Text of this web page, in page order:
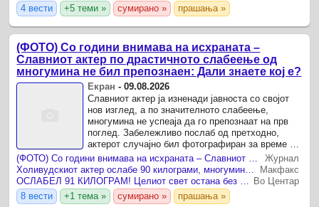
4 вести
+5 теми » сумирано » прашања »
(ФОТО) Со години внимава на исхраната –
Славниот актер по драстичното слабеење од
многумина не бил препознаен: Дали знаете кој е?
Екран -09.08.2026
Славниот актер ја изненади јавноста со својот
нов изглед, а по значителното слабеење,
многумина не успеаја да го препознаат на прв
поглед. Забележливо послаб од претходно,
актерот случајно бил фотографиран за време на
средбата со ѕвездата од популарната серија, а
нивната ...
(ФОТО) Со години внимава на исхраната – Славниот актер по драстичното слабеење од многумина не бил препознаен: Дали знаете кој е?
Журнал
Холивудскиот актер ослабе 90 килограми, многумина не го препознаа на фотографијата
Макфакс
ОСЛАБЕЛ 91 КИЛОГРАМ! Целиот свет остана без зборови по објавувањето на фотографиите од ЛЕГЕНДАРНИОТ АКТЕР Во Центар
8 вести
+1 тема » сумирано » прашања »